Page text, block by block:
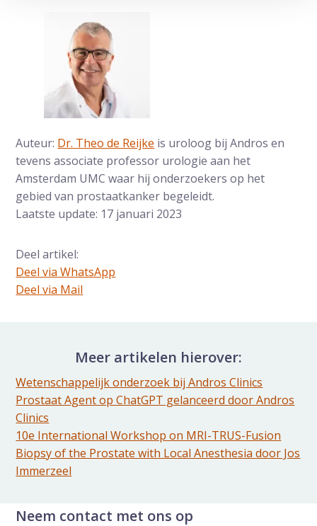
Auteur: Dr. Theo de Reijke is uroloog bij Andros en
tevens associate professor urologie aan het
Amsterdam UMC waar hij onderzoekers op het
gebied van prostaatkanker begeleidt.
Laatste update: 17 januari 2023
Deel artikel:
Deel via WhatsApp
Deel dit via Whatsapp
Deel via Mail
Meer artikelen hierover:
Wetenschappelijk onderzoek bij Andros Clinics
Prostaat Agent op ChatGPT gelanceerd door Andros
Clinics
10e International Workshop on MRI-TRUS-Fusion
Biopsy of the Prostate with Local Anesthesia door Jos
Immerzeel
Neem contact met ons op